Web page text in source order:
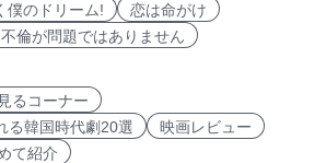
僕のドリーム!
恋は命がけ
倫が問題ではありません
るコーナー
る韓国時代劇20選
映画レビュー
て紹介